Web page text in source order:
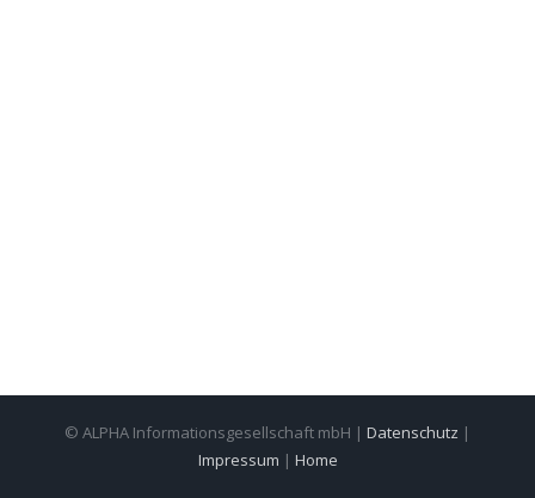
© ALPHA Informationsgesellschaft mbH | Datenschutz |
Impressum | Home